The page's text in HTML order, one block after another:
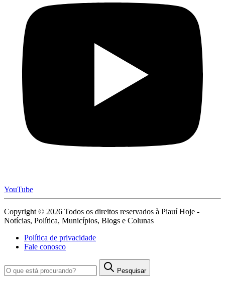
YouTube
Copyright © 2026 Todos os direitos reservados à Piauí Hoje -
Notícias, Política, Municípios, Blogs e Colunas
Política de privacidade
Fale conosco
Pesquisar